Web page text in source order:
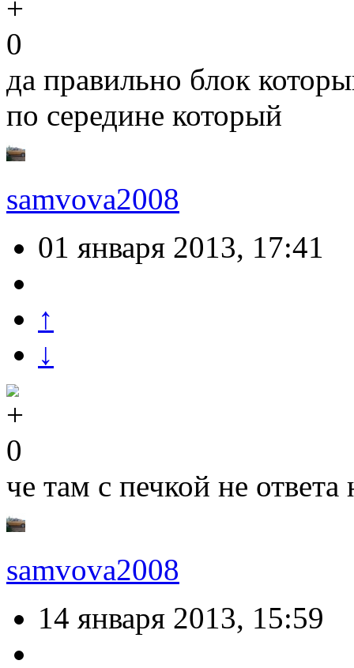
0
да правильно блок
по середине который
samvova2008
01 января 2013, 17:41
↑
↓
0
че там с печкой не ответа
samvova2008
14 января 2013, 15:59